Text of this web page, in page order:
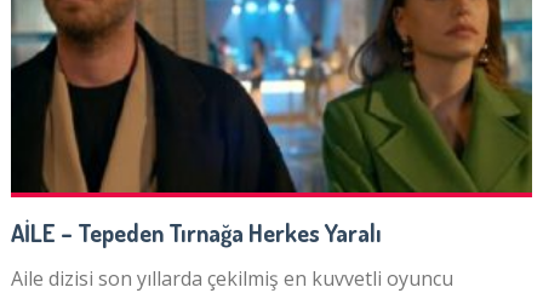
AİLE – Tepeden Tırnağa Herkes Yaralı
Aile dizisi son yıllarda çekilmiş en kuvvetli oyuncu